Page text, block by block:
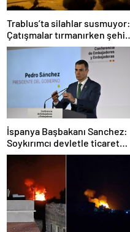
Trablus’ta silahlar susmuyor:
Çatışmalar tırmanırken şehir
alarmda
İspanya Başbakanı Sanchez:
Soykırımcı devletle ticaret
yapmayız